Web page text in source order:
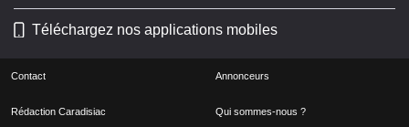
Téléchargez nos applications mobiles
Contact Annonceurs
Rédaction Caradisiac Qui sommes-nous ?